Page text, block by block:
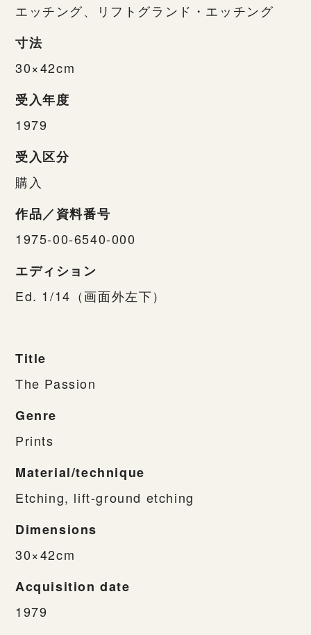
エッチング、リフトグランド・エッチング
寸法
30×42cm
受入年度
1979
受入区分
購入
作品／資料番号
1975-00-6540-000
エディション
Ed. 1/14（画面外左下）
Title
The Passion
Genre
Prints
Material/technique
Etching, lift-ground etching
Dimensions
30×42cm
Acquisition date
1979